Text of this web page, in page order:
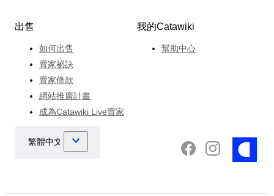
出售
如何出售
賣家祕訣
賣家條款
網站推廣計畫
成為Catawiki Live賣家
我的Catawiki
幫助中心